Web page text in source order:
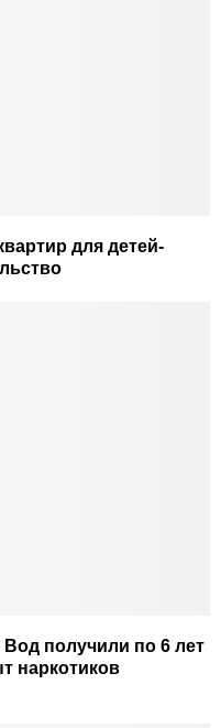
для детей-
получили по 6 лет
наркотиков